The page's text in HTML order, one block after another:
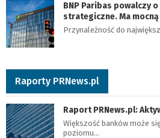
BNP Paribas powalczy
strategiczne. Ma
Przynależność do
Raporty PRNews.pl
Raport PRNews.pl:
Większość banków może
poziomu…